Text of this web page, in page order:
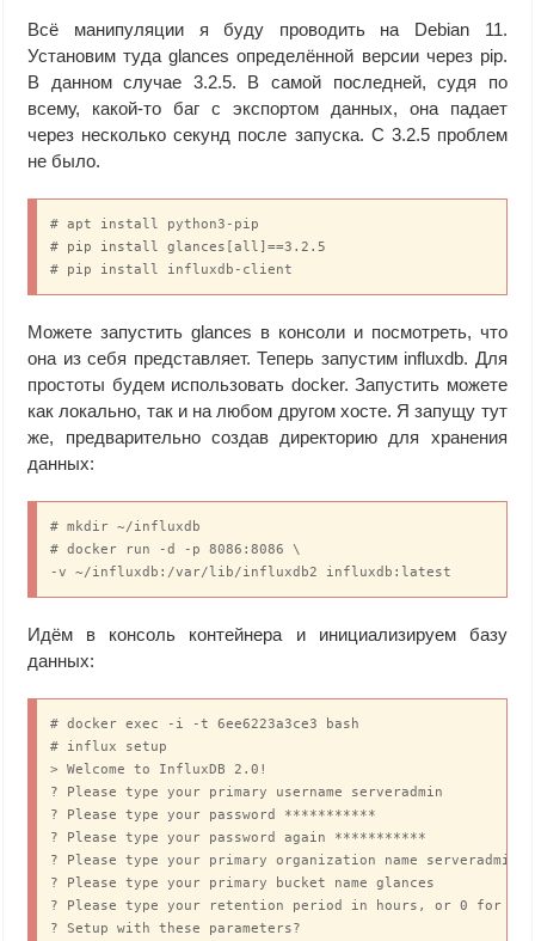
Всё манипуляции я буду проводить на Debian 11.
Установим туда glances определённой версии через pip.
В данном случае 3.2.5. В самой последней, судя по
всему, какой-то баг с экспортом данных, она падает
через несколько секунд после запуска. С 3.2.5 проблем
не было.
# apt install python3-pip
# pip install glances[all]==3.2.5
# pip install influxdb-client
Можете запустить glances в консоли и посмотреть, что
она из себя представляет. Теперь запустим influxdb. Для
простоты будем использовать docker. Запустить можете
как локально, так и на любом другом хосте. Я запущу тут
же, предварительно создав директорию для хранения
данных:
# mkdir ~/influxdb
# docker run -d -p 8086:8086 \
-v ~/influxdb:/var/lib/influxdb2 influxdb:latest
Идём в консоль контейнера и инициализируем базу
данных:
# docker exec -i -t 6ee6223a3ce3 bash
# influx setup
> Welcome to InfluxDB 2.0!
? Please type your primary username serveradmin
? Please type your password ***********
? Please type your password again ***********
? Please type your primary organization name serveradmin
? Please type your primary bucket name glances
? Please type your retention period in hours, or 0 for
? Setup with these parameters?